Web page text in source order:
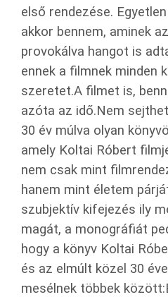
első rendezése.
akkor bennem, aminek
provokálva hangot is
ennek a filmnek minden
szeretet.A filmet is,
azóta az idő.Nem
30 év múlva olyan
amely Koltai Róbert
nem csak mint
hanem mint életem
szubjektív kifejezés ily
magát, a monográfiát
hogy a könyv Koltai
és az elmúlt közel 30
mesélnek többek